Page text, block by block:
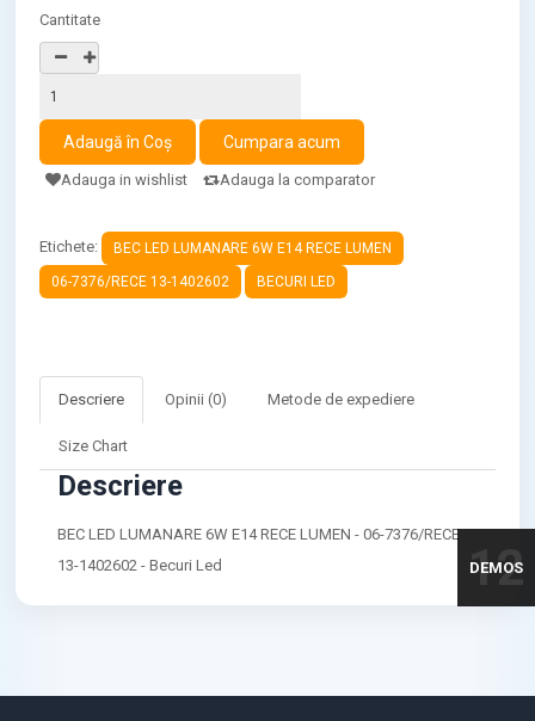
Cantitate
Adauga in wishlist Adauga la comparator
Etichete:
BEC LED LUMANARE 6W E14 RECE LUMEN
06-7376/RECE 13-1402602
BECURI LED
Descriere Opinii (0) Metode de expediere
Size Chart
Descriere
BEC LED LUMANARE 6W E14 RECE LUMEN - 06-7376/RECE
13-1402602 - Becuri Led
DEMOS
12